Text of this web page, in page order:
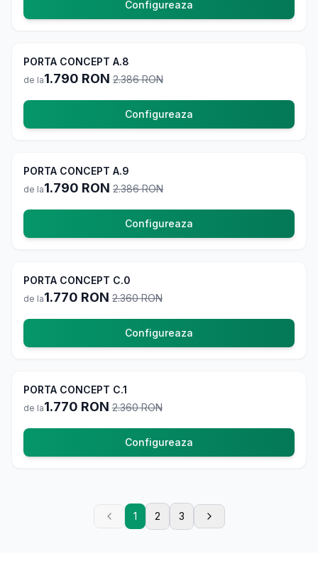
Configureaza
-25%
PORTA CONCEPT A.8
de la1.790 RON 2.386RON
Configureaza
-25%
PORTA CONCEPT A.9
de la1.790 RON 2.386RON
Configureaza
-25%
PORTA CONCEPT C.0
de la1.770 RON 2.360RON
Configureaza
-25%
PORTA CONCEPT C.1
de la1.770 RON 2.360RON
Configureaza
1 2 3